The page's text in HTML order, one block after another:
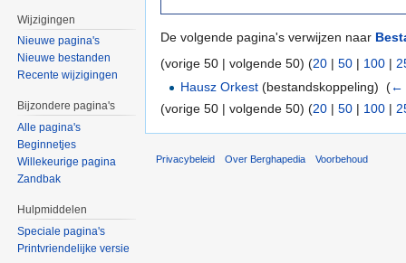
De volgende pagina's verwijzen naar
(vorige 50 | volgende 50) (20 | 50 | 100 |
Hausz Orkest (bestandskoppeling) ‎(←
(vorige 50 | volgende 50) (20 | 50 | 100 |
Wijzigingen
Nieuwe pagina's
Nieuwe bestanden
Recente wijzigingen
Bijzondere pagina's
Alle pagina's
Beginnetjes
Willekeurige pagina
Zandbak
Hulpmiddelen
Speciale pagina's
Printvriendelijke versie
Privacybeleid Over Berghapedia Voorbehoud